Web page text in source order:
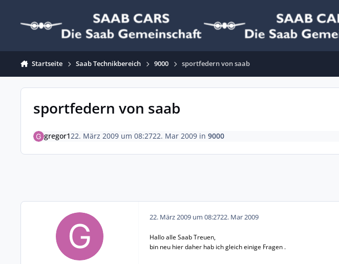
Startseite Saab Technikbereich 9000 sportfedern von saab
sportfedern von saab
gregor122. März 2009 um 08:2722. Mar 2009in 9000
22. März 2009 um 08:2722. Mar 2009
Hallo alle Saab Treuen,
bin neu hier daher hab ich gleich einige Fragen .